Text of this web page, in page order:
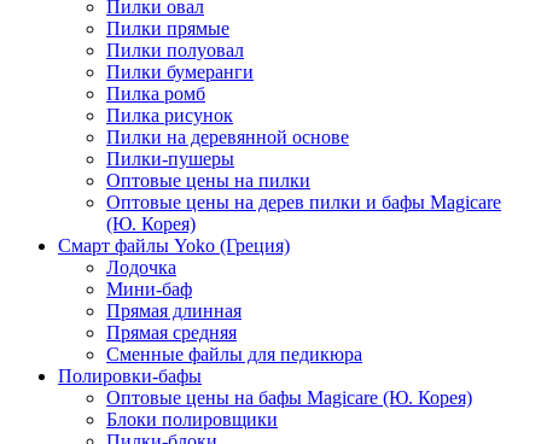
Пилки овал
Пилки прямые
Пилки полуовал
Пилки бумеранги
Пилка ромб
Пилка рисунок
Пилки на деревянной основе
Пилки-пушеры
Оптовые цены на пилки
Оптовые цены на дерев пилки и бафы Magicare
(Ю. Корея)
Смарт файлы Yoko (Греция)
Лодочка
Мини-баф
Прямая длинная
Прямая средняя
Сменные файлы для педикюра
Полировки-бафы
Оптовые цены на бафы Magicare (Ю. Корея)
Блоки полировщики